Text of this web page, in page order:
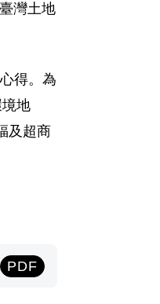
灣土地
得。為
地
及超商
PDF